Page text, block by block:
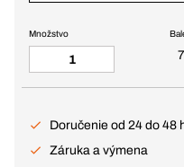
Množstvo
Doručenie od 24 do 48
Záruka a výmena